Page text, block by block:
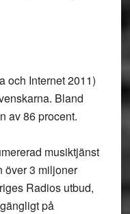
och Internet 2011)
Bland
av 86 procent.
musiktjänst
över 3 miljoner
Radios utbud,
på